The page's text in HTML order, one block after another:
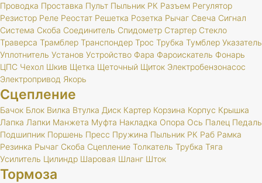
Проводка Проставка Пульт Пыльник РК Разъем Регулятор
Резистор Реле Реостат Решетка Розетка Рычаг Свеча Сигнал
Система Скоба Соединитель Спидометр Стартер Стекло
Траверса Трамблер Транспондер Трос Трубка Тумблер Указатель
Уплотнитель Установ Устройство Фара Фароискатель Фонарь
ЦПС Чехол Шкив Щетка Щеточный Щиток Электробензонасос
Электропривод Якорь
Сцепление
Бачок Блок Вилка Втулка Диск Картер Корзина Корпус Крышка
Лапка Лапки Манжета Муфта Накладка Опора Ось Палец Педаль
Подшипник Поршень Пресс Пружина Пыльник РК Раб Рамка
Резинка Рычаг Скоба Сцепление Толкатель Трубка Тяга
Усилитель Цилиндр Шаровая Шланг Шток
Тормоза